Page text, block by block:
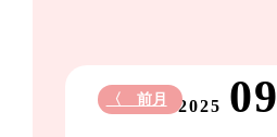
2025 09
〈 前月